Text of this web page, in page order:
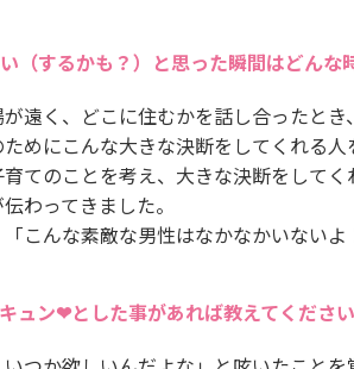
（するかも？）と思った瞬間はどんな
遠く、どこに住むかを話し合ったと
めにこんな大きな決断をしてくれる
てのことを考え、大きな決断をして
わってきました。
こんな素敵な男性はなかなかいないよ
ュン❤とした事があれば教えてください